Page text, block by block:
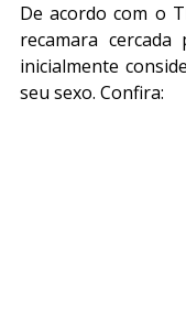
De acordo com o
recamara
inicialmente
seu sexo. Confira: